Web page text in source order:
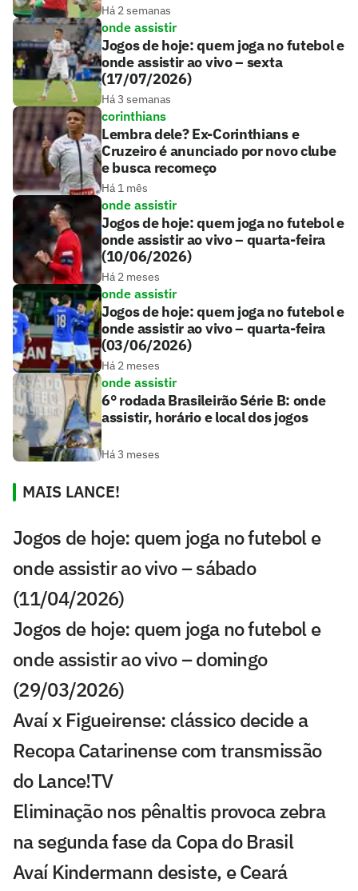
Há 2 semanas
onde assistir
Jogos de hoje: quem joga no futebol e
onde assistir ao vivo – sexta
(17/07/2026)
Há 3 semanas
corinthians
Lembra dele? Ex-Corinthians e
Cruzeiro é anunciado por novo clube
e busca recomeço
Há 1 mês
onde assistir
Jogos de hoje: quem joga no futebol e
onde assistir ao vivo – quarta-feira
(10/06/2026)
Há 2 meses
onde assistir
Jogos de hoje: quem joga no futebol e
onde assistir ao vivo – quarta-feira
(03/06/2026)
Há 2 meses
onde assistir
6° rodada Brasileirão Série B: onde
assistir, horário e local dos jogos
Há 3 meses
MAIS LANCE!
Jogos de hoje: quem joga no futebol e
onde assistir ao vivo – sábado
(11/04/2026)
Jogos de hoje: quem joga no futebol e
onde assistir ao vivo – domingo
(29/03/2026)
Avaí x Figueirense: clássico decide a
Recopa Catarinense com transmissão
do Lance!TV
Eliminação nos pênaltis provoca zebra
na segunda fase da Copa do Brasil
Avaí Kindermann desiste, e Ceará